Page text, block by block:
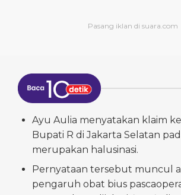
Ayu Aulia menyatakan klaim
Bupati R di Jakarta Selatan
merupakan halusinasi.
Pernyataan tersebut muncul
pengaruh obat bius